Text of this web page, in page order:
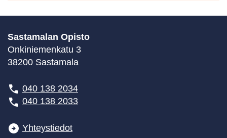
Sastamalan Opisto
Onkiniemenkatu 3
38200 Sastamala
040 138 2034
040 138 2033
Yhteystiedot